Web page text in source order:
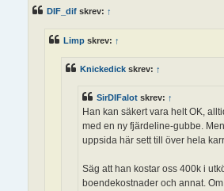
DIF_dif skrev: ↑
Limp skrev: ↑
Knickedick skrev: ↑
SirDIFalot skrev: ↑
Han kan säkert vara helt OK,
med en ny fjärdeline-gubbe.
uppsida här sett till över hela
Säg att han kostar oss 400k i
boendekostnader och annat.